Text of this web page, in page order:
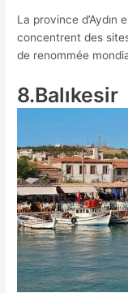
La province
concentrent des
de renommée
8.Balıkesir